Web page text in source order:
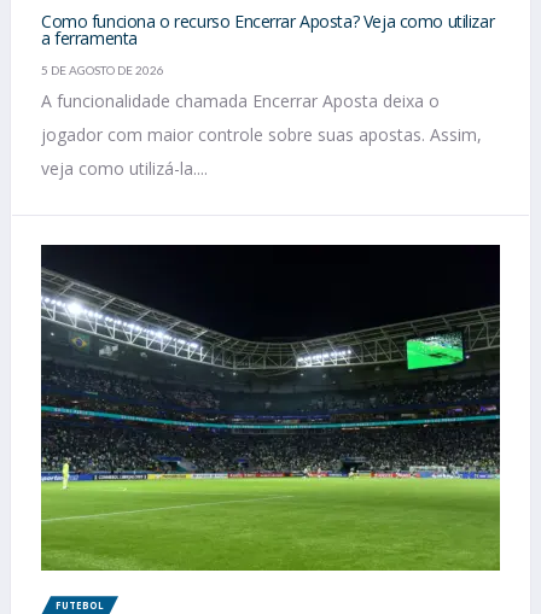
Como funciona o recurso Encerrar Aposta? Veja como utilizar
a ferramenta
5 DE AGOSTO DE 2026
A funcionalidade chamada Encerrar Aposta deixa o
jogador com maior controle sobre suas apostas. Assim,
veja como utilizá-la....
FUTEBOL